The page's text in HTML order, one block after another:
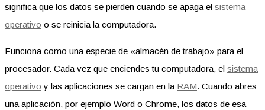
significa que los datos se pierden cuando se apaga el sistema
operativo o se reinicia la computadora.
Funciona como una especie de «almacén de trabajo» para el
procesador. Cada vez que enciendes tu computadora, el sistema
operativo y las aplicaciones se cargan en la RAM. Cuando abres
una aplicación, por ejemplo Word o Chrome, los datos de esa